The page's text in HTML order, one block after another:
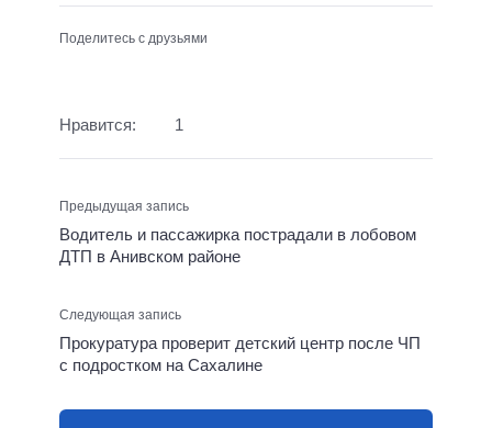
Поделитесь с друзьями
Нравится: 1
Предыдущая запись
Водитель и пассажирка пострадали в лобовом
ДТП в Анивском районе
Следующая запись
Прокуратура проверит детский центр после ЧП
с подростком на Сахалине